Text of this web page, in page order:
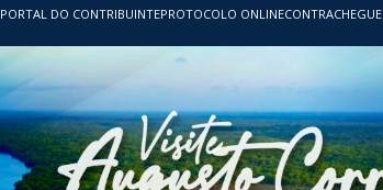
PORTAL DO CONTRIBUINTEPROTOCOLO ONLINECONTRACHEGUE